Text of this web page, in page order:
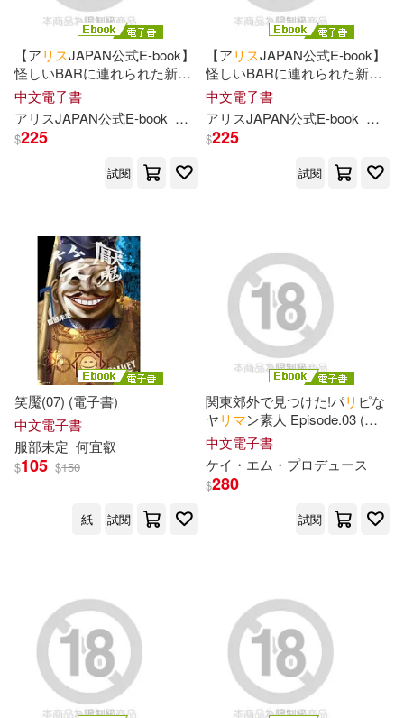
希志あいの(7) 浜崎真緒(7)
空想(7) Spider Lily(6)
いみぎむる(6) タチ(6)
ヨコシマペンギン(6)
安房さとる(6)
永井マリア(6) あおいれな(5)
おげれつたなか(5) みひな(5)
もなみ鈴(5) 丘えりな(5)
久留木玲(5) 京丸(5)
佐藤ののか(5) 倉本すみれ(5)
奏音かのん(5) 安里アサト(5)
宮崎リン(5) 川北メイサ(5)
東立(8) G-WALK(7)
アートプリントジャパン(7)
台灣東販(7)
PAD(6) ホビージャパン(6)
マイム・コーポレーション(6)
寶島社(6) Welcome Music(5)
マイクロマガジン社(5)
アルファポリス(4)
ハピネット・メディアマーケティ
適合手機平板閱讀(10)
適合平板閱讀(380)
現在可購買商品(605)
作者/演唱/譯/編/繪(2)
出版社(1)
價格
範圍
【アリ スJAPAN公式E-book】
怪しいBARに連れられた新人
アイドルが紫煙吸い込み媚薬
ガンギ マ リ 状態 抵抗しても
VIPルーム外に声は届かず乳揉
みビックン手
クガニ股失禁潮吹きアヘ顔が
戻らなくなるまで何度も
キ
中文電子書
アリ スJAPAN公式E-book 松井日奈子
$225
試閱
【アリ スJAPAN公式E-book】
怪しいBARに連れられた新人
アイドルが紫煙吸い込み媚薬
ガンギ マ リ 状態 抵抗しても
VIPルーム外に声は届かず乳揉
みビックン手
クガニ股失禁潮吹きアヘ顔が
戻らなくなるまで何度も
キ
中文電子書
アリ スJAPAN公式E-book 松井
$225
試閱
笑魘(07) (電子書)
中文電子書
服部未定 何宜叡
$105 $150
紙 試閱
関東郊外で見つけた!パリ ピな
ヤリ マン素人 Episode.03 (電
子書)
中文電子書
ケイ ・エム・プロデュ ース
$280
試閱